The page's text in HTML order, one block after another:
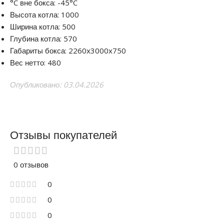
°C вне бокса: -45°C
Высота котла: 1000
Ширина котла: 500
Глубина котла: 570
Габариты бокса: 2260x3000x750
Вес нетто: 480
Опубликовано: 03.04.2026
Отзывы покупателей
0 отзывов
0
0
0